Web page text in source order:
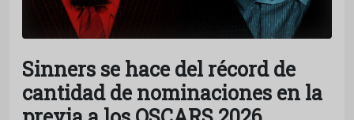
Sinners se hace del récord de
cantidad de nominaciones en la